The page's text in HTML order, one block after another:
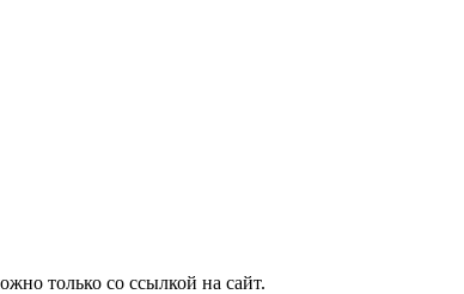
только со ссылкой на сайт.